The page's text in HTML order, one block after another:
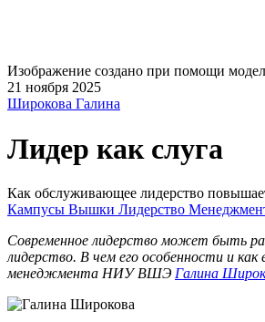
Изображение создано при помощи
21 ноября 2025
Широкова Галина
Лидер как слуга
Как обслуживающее лидерство
Кампусы Вышки Лидерство
Современное лидерство может быть
лидерство. В чем его особенности и
менеджмента НИУ ВШЭ Галина